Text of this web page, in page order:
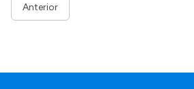
Anterior